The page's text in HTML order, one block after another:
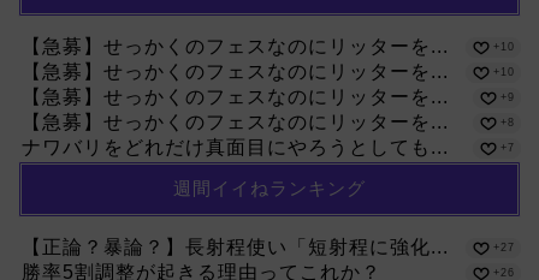
【急募】せっかくのフェスなのにリッターを... +10
【急募】せっかくのフェスなのにリッターを... +10
【急募】せっかくのフェスなのにリッターを... +9
【急募】せっかくのフェスなのにリッターを... +8
ナワバリをどれだけ真面目にやろうとしても... +7
週間イイねランキング
【正論？暴論？】長射程使い「短射程に強化... +27
勝率5割調整が起きる理由ってこれか？ +26